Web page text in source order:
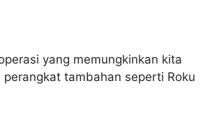
yang memungkinkan kita
tambahan seperti Roku